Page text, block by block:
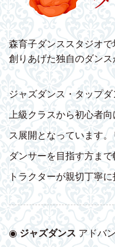
森育子ダンススタジオ
創りあげた独自のダンス
ジャズダンス・タップ
上級クラスから初心者
ス展開となっています
ダンサーを目指す方ま
トラクターが親切丁寧
◉ジャズダンス アドバ